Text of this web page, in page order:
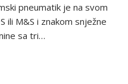
pneumatik je na svom
ili M&S i znakom snježne
sa tri…